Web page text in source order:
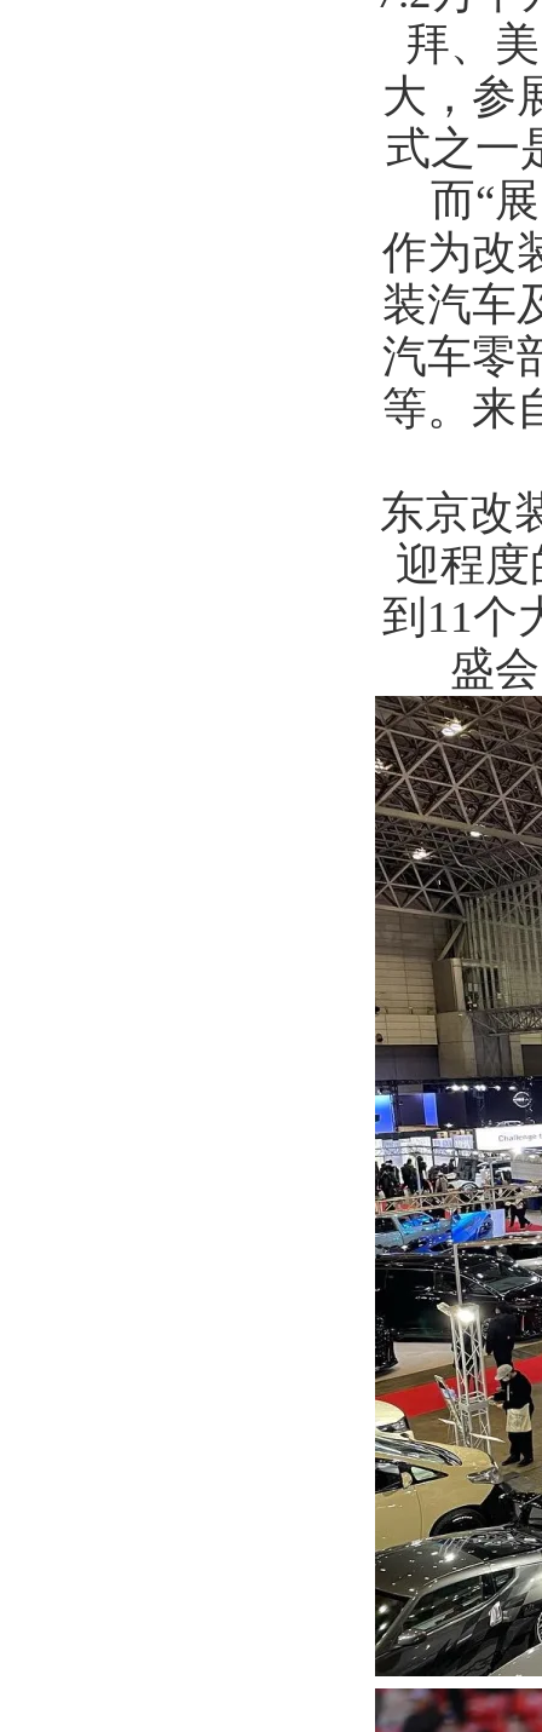
拜、
大，参
式之一
而“
作为改
装汽车
汽车零
等。来
东京改
迎程度
到11个
盛